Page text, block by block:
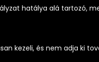
hatálya alá
kezeli, és nem adja ki